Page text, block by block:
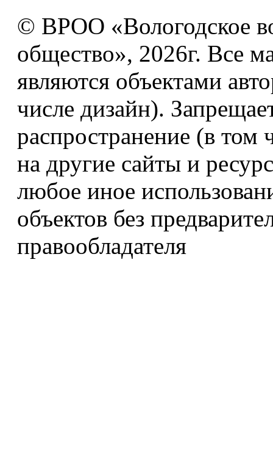
© ВРОО «Вологодское
общество», 2026г. Все
являются объектами
числе дизайн).
распространение (в том
на другие сайты и
любое иное
объектов без
правообладателя